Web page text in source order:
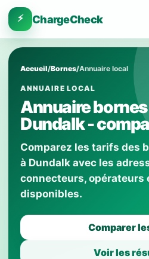
⚡ ChargeCheck
Accueil/Bornes/Annuaire local
ANNUAIRE LOCAL
Annuaire
Dundalk -
Comparez les tarifs des
à Dundalk avec les
connecteurs, opérateurs
disponibles.
Comparer
Voir les